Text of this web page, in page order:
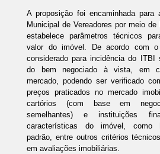
A proposição foi encaminhada para
Municipal de Vereadores por meio
estabelece parâmetros técnicos
valor do imóvel. De acordo com
considerado para incidência do ITBI
do bem negociado à vista, em
mercado, podendo ser verificado
preços praticados no mercado
cartórios (com base em
semelhantes) e instituições
características do imóvel, como
padrão, entre outros critérios
em avaliações imobiliárias.